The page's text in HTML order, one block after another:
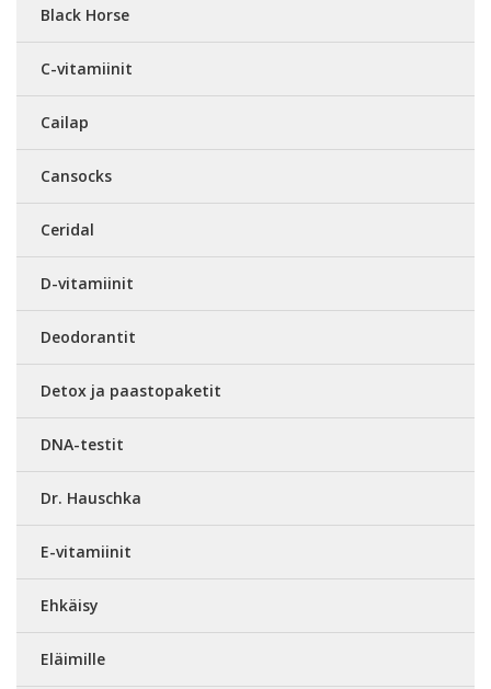
Black Horse
C-vitamiinit
Cailap
Cansocks
Ceridal
D-vitamiinit
Deodorantit
Detox ja paastopaketit
DNA-testit
Dr. Hauschka
E-vitamiinit
Ehkäisy
Eläimille